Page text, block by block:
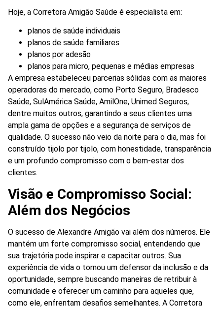
Hoje, a Corretora Amigão Saúde é especialista em:
planos de saúde individuais
planos de saúde familiares
planos por adesão
planos para micro, pequenas e médias empresas
A empresa estabeleceu parcerias sólidas com as maiores
operadoras do mercado, como Porto Seguro, Bradesco
Saúde, SulAmérica Saúde, AmilOne, Unimed Seguros,
dentre muitos outros, garantindo a seus clientes uma
ampla gama de opções e a segurança de serviços de
qualidade. O sucesso não veio da noite para o dia, mas foi
construído tijolo por tijolo, com honestidade, transparência
e um profundo compromisso com o bem-estar dos
clientes.
Visão e Compromisso Social:
Além dos Negócios
O sucesso de Alexandre Amigão vai além dos números. Ele
mantém um forte compromisso social, entendendo que
sua trajetória pode inspirar e capacitar outros. Sua
experiência de vida o tornou um defensor da inclusão e da
oportunidade, sempre buscando maneiras de retribuir à
comunidade e oferecer um caminho para aqueles que,
como ele, enfrentam desafios semelhantes. A Corretora